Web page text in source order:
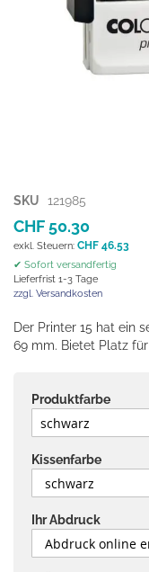
Zum
Anfang
der
Bildgalerie
springen
SKU 121985
CHF 50.30
CHF 46.53
✔ Sofort versandfertig
Lieferfrist 1-3 Tage
zzgl. Versandkosten
Der Printer 15 hat ein
69 mm. Bietet Platz
Produktfarbe
Kissenfarbe
Ihr Abdruck